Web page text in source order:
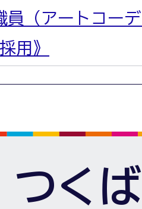
員（アートコー
用》
つく